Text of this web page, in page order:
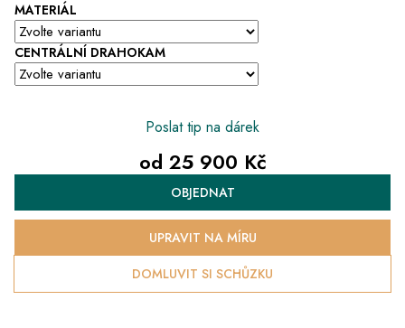
MATERIÁL
CENTRÁLNÍ DRAHOKAM
Poslat tip na dárek
od 25 900 Kč
Měrná
cena:
OBJEDNAT
DOMLUVIT SI SCHŮZKU
UPRAVIT NA MÍRU